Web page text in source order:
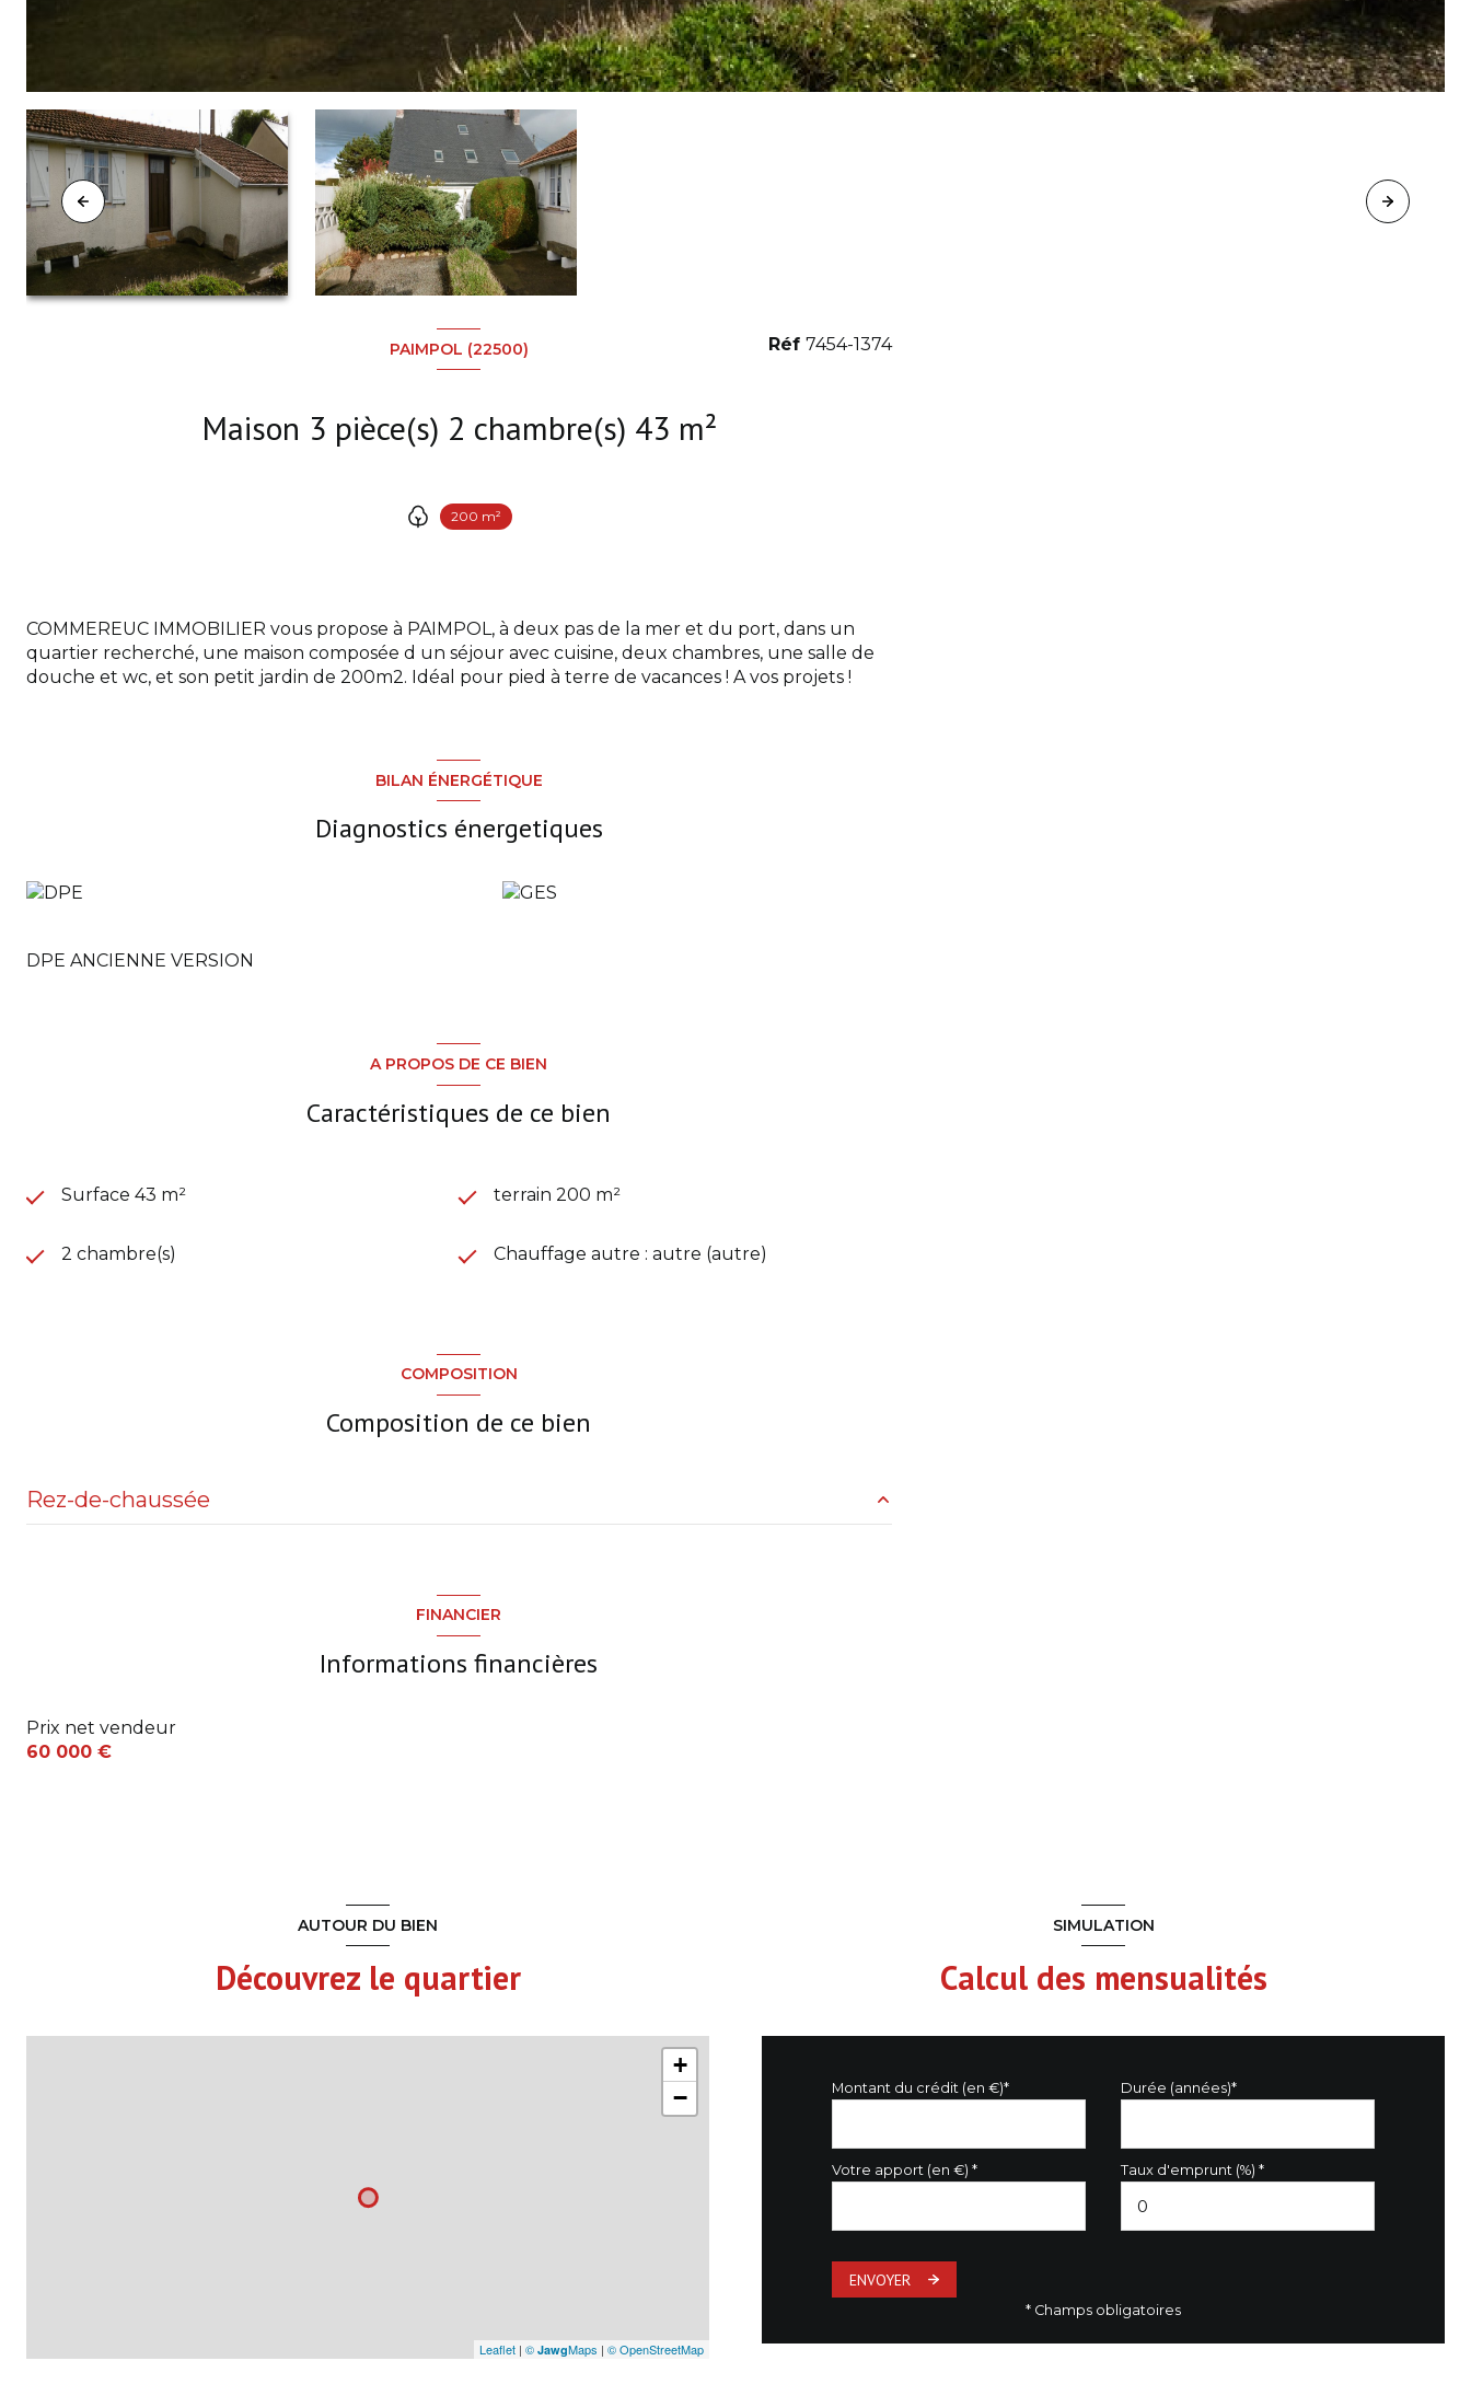
PAIMPOL (22500)
Maison 3 pièce(s) 2 chambre(s) 43 m²
200 m²
Réf 7454-1374
COMMEREUC IMMOBILIER vous propose à PAIMPOL, à deux pas de la mer et du port, dans un
quartier recherché, une maison composée d un séjour avec cuisine, deux chambres, une salle de
douche et wc, et son petit jardin de 200m2. Idéal pour pied à terre de vacances ! A vos projets !
BILAN ÉNERGÉTIQUE
Diagnostics énergetiques
DPE ANCIENNE VERSION
A PROPOS DE CE BIEN
Caractéristiques de ce bien
Surface 43 m² terrain 200 m²
2 chambre(s) Chauffage autre : autre (autre)
COMPOSITION
Composition de ce bien
Rez-de-chaussée
SDD+WC
FINANCIER
Informations financières
Prix net vendeur
60 000 €
AUTOUR DU BIEN
Découvrez le quartier
+
−
Leaflet | © JawgMaps | © OpenStreetMap
SIMULATION
Calcul des mensualités
Montant du crédit (en €)* Durée (années)*
Votre apport (en €) * Taux d'emprunt (%) *
ENVOYER
* Champs obligatoires